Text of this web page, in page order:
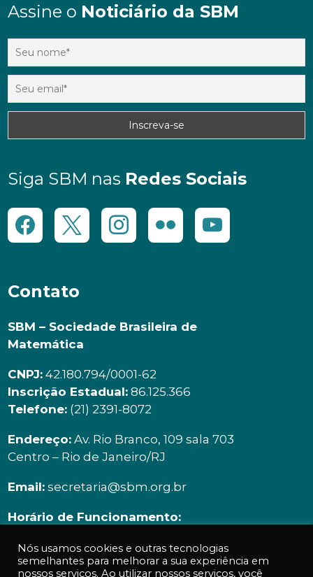
Assine o Noticiário da SBM
Siga SBM nas Redes Sociais
Contato
SBM – Sociedade Brasileira de
Matemática
CNPJ: 42.180.794/0001-62
Inscrição Estadual: 86.125.366
Telefone: (21) 2391-8072
Endereço: Av. Rio Branco, 109 sala 703
Centro – Rio de Janeiro/RJ
Email: secretaria@sbm.org.br
Horário de Funcionamento:
Nós usamos cookies e outras tecnologias
semelhantes para melhorar a sua experiência em
nossos serviços. Ao utilizar nossos serviços, você